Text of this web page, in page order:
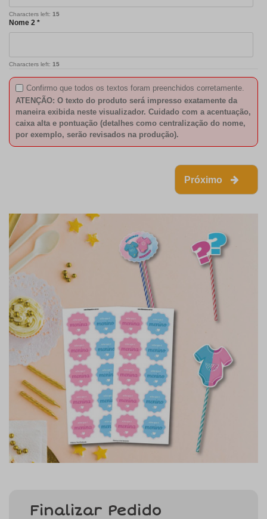
Characters left: 15
Nome 2 *
Characters left: 15
Confirmo que todos os textos foram preenchidos corretamente.
ATENÇÃO: O texto do produto será impresso exatamente da
maneira exibida neste visualizador. Cuidado com a acentuação,
caixa alta e pontuação (detalhes como centralização do nome,
por exemplo, serão revisados na produção).
Próximo
Finalizar Pedido